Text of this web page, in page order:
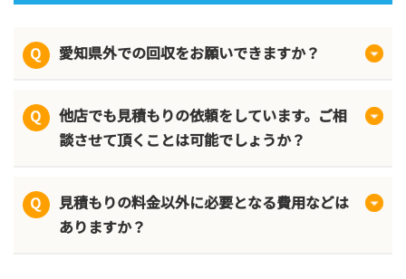
愛知県外での回収をお願いできますか？
他店でも見積もりの依頼をしています。ご相
談させて頂くことは可能でしょうか？
見積もりの料金以外に必要となる費用などは
ありますか？